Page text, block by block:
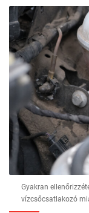
Gyakran
vízcsőcsatlakozó